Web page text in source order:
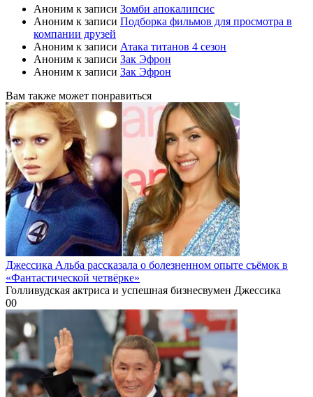
Аноним к записи Зомби апокалипсис
Аноним к записи Подборка фильмов для просмотра в
компании друзей
Аноним к записи Атака титанов 4 сезон
Аноним к записи Зак Эфрон
Аноним к записи Зак Эфрон
Вам также может понравиться
Джессика Альба рассказала о болезненном опыте съёмок в
«Фантастической четвёрке»
Голливудская актриса и успешная бизнесвумен Джессика
00